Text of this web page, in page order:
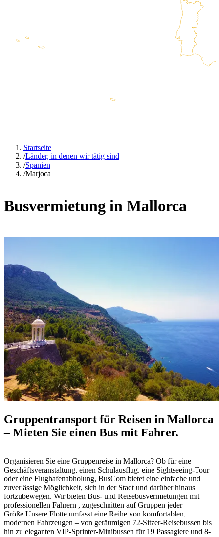
Startseite
/Länder, in denen wir tätig sind
/Spanien
/Marjoca
Busvermietung in Mallorca
Gruppentransport für Reisen in Mallorca
– Mieten Sie einen Bus mit Fahrer.
Organisieren Sie eine Gruppenreise in Mallorca? Ob für eine
Geschäftsveranstaltung, einen Schulausflug, eine Sightseeing-Tour
oder eine Flughafenabholung, BusCom bietet eine einfache und
zuverlässige Möglichkeit, sich in der Stadt und darüber hinaus
fortzubewegen. Wir bieten Bus- und Reisebusvermietungen mit
professionellen Fahrern , zugeschnitten auf Gruppen jeder
Größe.Unsere Flotte umfasst eine Reihe von komfortablen,
modernen Fahrzeugen – von geräumigen 72-Sitzer-Reisebussen bis
hin zu eleganten VIP-Sprinter-Minibussen für 19 Passagiere und 8-